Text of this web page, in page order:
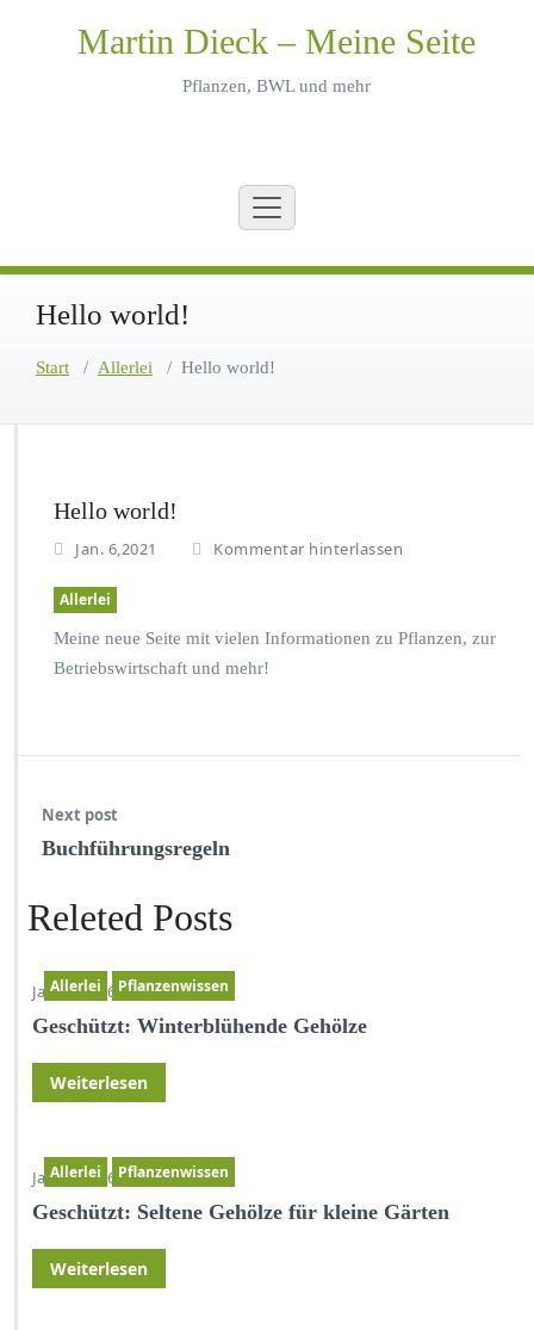
Martin Dieck – Meine Seite
Pflanzen, BWL und mehr
Hello world!
Start / Allerlei / Hello world!
Hello world!
Jan. 6,2021 Kommentar hinterlassen
Allerlei
Meine neue Seite mit vielen Informationen zu Pflanzen, zur
Betriebswirtschaft und mehr!
Next post
Buchführungsregeln
Releted Posts
Allerlei Pflanzenwissen
Jan. 17,2026
Geschützt: Winterblühende Gehölze
Weiterlesen
Allerlei Pflanzenwissen
Jan. 17,2026
Geschützt: Seltene Gehölze für kleine Gärten
Weiterlesen